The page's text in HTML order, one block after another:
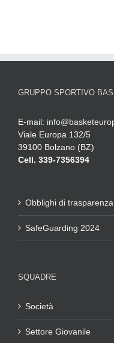
GRUPPO SPORTIVO
E-mail:
Viale Europa 132/5
39100 Bolzano (BZ)
Cell. 339-7356394
Obblighi di trasparenza
SafeGuarding 2024
SQUADRE
Società
Settore Giovanile